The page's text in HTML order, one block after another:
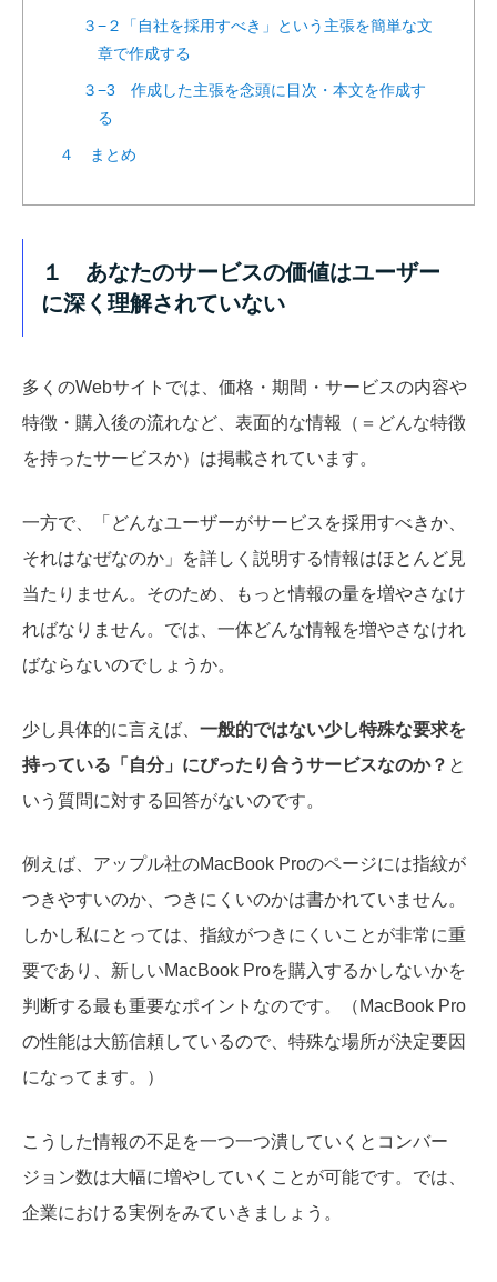
３−２「自社を採用すべき」という主張を簡単な文
章で作成する
３−3 作成した主張を念頭に目次・本文を作成す
る
４ まとめ
１ あなたのサービスの価値はユーザー
に深く理解されていない
多くのWebサイトでは、価格・期間・サービスの内容や
特徴・購入後の流れなど、表面的な情報（＝どんな特徴
を持ったサービスか）は掲載されています。
一方で、「どんなユーザーがサービスを採用すべきか、
それはなぜなのか」を詳しく説明する情報はほとんど見
当たりません。そのため、もっと情報の量を増やさなけ
ればなりません。では、一体どんな情報を増やさなけれ
ばならないのでしょうか。
少し具体的に言えば、 一般的ではない少し特殊な要求を
持っている「自分」にぴったり合うサービスなのか？ と
いう質問に対する回答がないのです。
例えば、アップル社のMacBook Proのページには指紋が
つきやすいのか、つきにくいのかは書かれていません。
しかし私にとっては、指紋がつきにくいことが非常に重
要であり、新しいMacBook Proを購入するかしないかを
判断する最も重要なポイントなのです。（ MacBook Pro
の性能は大筋信頼しているので、特殊な場所が決定要因
になってます。
）
こうした情報の不足を一つ一つ潰していくとコンバー
ジョン数は大幅に増やしていくことが可能です。では、
企業における実例をみていきましょう。